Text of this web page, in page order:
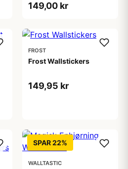
149,00 kr
FROST
Frost Wallstickers
149,95 kr
SPAR 22%
WALLTASTIC